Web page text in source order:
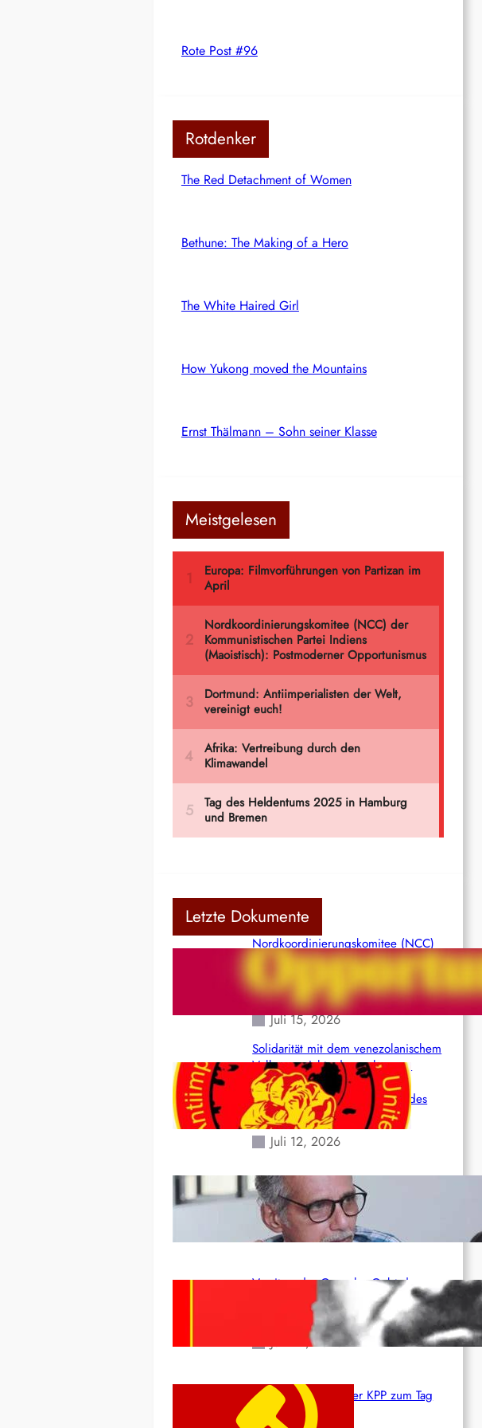
Rote Post #96
Rotdenker
The Red Detachment of Women
Bethune: The Making of a Hero
The White Haired Girl
How Yukong moved the Mountains
Ernst Thälmann – Sohn seiner Klasse
Meistgelesen
Letzte Dokumente
Nordkoordinierungskomitee (NCC)
der Kommunistischen Partei Indiens
(Maoistisch): Postmoderner
Opportunismus
Juli 15, 2026
Solidarität mit dem venezolanischem
Volk angesichts der verlorenen
Leben und der katastrophalen
Situation durch die Erdbeben des
24. Juni!
Juli 12, 2026
Indien: „Die Politik der Kapitulation“
von K. Murali (Ajith)
Juli 1, 2026
Vorsitzender Gonzalo: Gebt das
Leben für die Partei und die
Revolution!
Juni 19, 2026
Beschluss des ZK der KPP zum Tag
des Heldentums